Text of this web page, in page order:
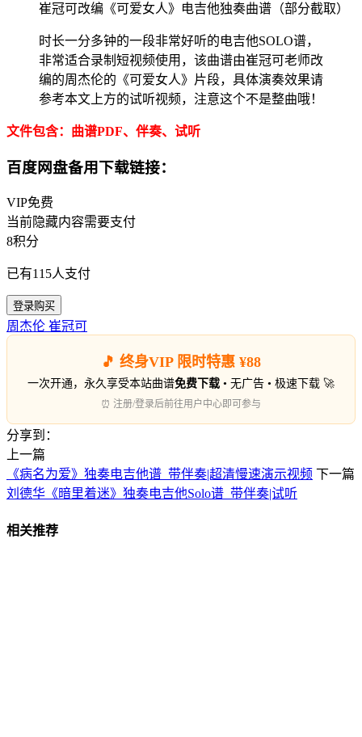
崔冠可改编《可爱女人》电吉他独奏曲谱（部分截取）
时长一分多钟的一段非常好听的电吉他SOLO谱，
非常适合录制短视频使用，该曲谱由崔冠可老师改
编的周杰伦的《可爱女人》片段，具体演奏效果请
参考本文上方的试听视频，注意这个不是整曲哦！
文件包含：曲谱PDF、伴奏、试听
百度网盘备用下载链接：
VIP免费
当前隐藏内容需要支付
8积分
已有115人支付
登录购买
周杰伦 崔冠可
🎵 终身VIP 限时特惠 ¥88
一次开通，永久享受本站曲谱免费下载 • 无广告 • 极速下载 🚀
⏰ 注册/登录后前往用户中心即可参与
分享到：
上一篇
《病名为爱》独奏电吉他谱_带伴奏|超清慢速演示视频 下一篇
刘德华《暗里着迷》独奏电吉他Solo谱_带伴奏|试听
相关推荐